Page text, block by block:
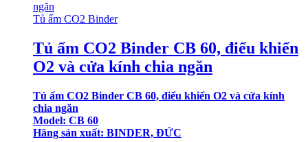
Tủ ấm CO2 Binder
Tủ ấm CO2 Binder CB 60, điểu khiển
O2 và cửa kính chia ngăn
Tủ ấm CO2 Binder CB 60, điểu khiển O2 và cửa kính
chia ngăn
Model: CB 60
Hãng sản xuất: BINDER, ĐỨC